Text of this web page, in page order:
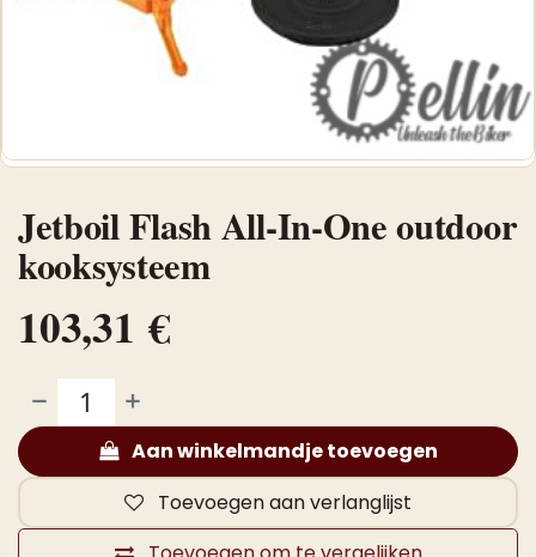
Jetboil Flash All-In-One outdoor
kooksysteem
103,31 €
Aan winkelmandje toevoegen
Toevoegen aan verlanglijst